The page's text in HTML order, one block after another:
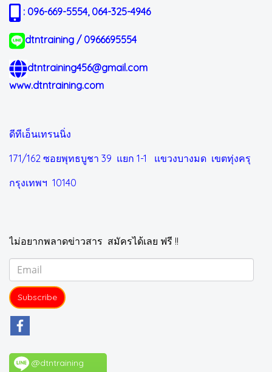
: 096-669-5554, 064-325-4946
dtntraining / 0966695554
dtntraining456@gmail.com
www.dtntraining.com
ดีทีเอ็นเทรนนิ่ง
171/162 ซอยพุทธบูชา 39 แยก 1-1 แขวงบางมด เขตทุ่งครุ
กรุงเทพฯ 10140
ไม่อยากพลาดข่าวสาร สมัครได้เลย ฟรี !!
Subscribe
@dtntraining